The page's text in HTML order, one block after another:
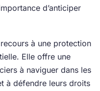
d’anticiper
à une protection
Elle offre une
à naviguer dans les
à défendre leurs droits